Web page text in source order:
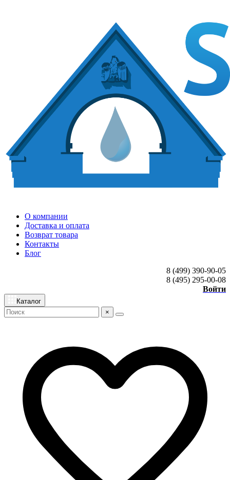
О компании
Доставка и оплата
Возврат товара
Контакты
Блог
8 (499) 390-90-05
8 (495) 295-00-08
Войти
Каталог
×